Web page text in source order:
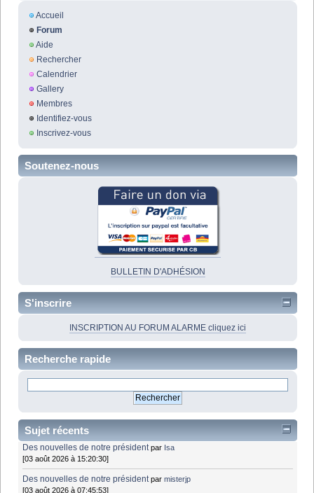
Accueil
Forum
Aide
Rechercher
Calendrier
Gallery
Membres
Identifiez-vous
Inscrivez-vous
Soutenez-nous
BULLETIN D'ADHÉSION
S'inscrire
INSCRIPTION AU FORUM ALARME cliquez ici
Recherche rapide
Sujet récents
Des nouvelles de notre président par Isa
[03 août 2026 à 15:20:30]
Des nouvelles de notre président parmisterjp
[03 août 2026 à 07:45:53]